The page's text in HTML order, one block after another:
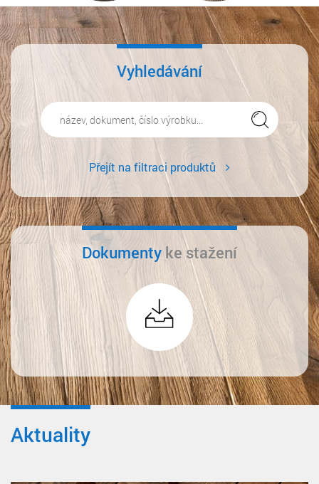
Vyhledávání
Přejít na filtraci produktů
Dokumenty ke stažení
Aktuality